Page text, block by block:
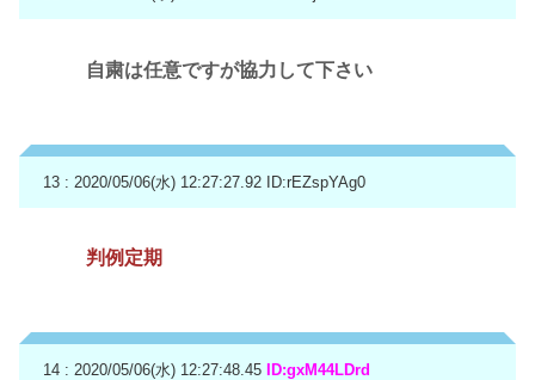
自粛は任意ですが協力して下さい
13 : 2020/05/06(水) 12:27:27.92 ID:rEZspYAg0
判例定期
14 : 2020/05/06(水) 12:27:48.45 ID:gxM44LDrd